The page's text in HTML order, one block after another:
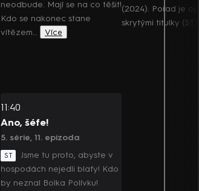
neodbude. Mají se na co těšit!
Kdo se nakonec stane
vítězem…
Více
11:40
Ano, šéfe!
5. série, 11. epizoda
ST
Jsme tu proto, abyste v
hospodách nejedli blafy! Kdo
by neznal Bolka Polívku!
(2024). Pořad je
skrytými titulky (ST)